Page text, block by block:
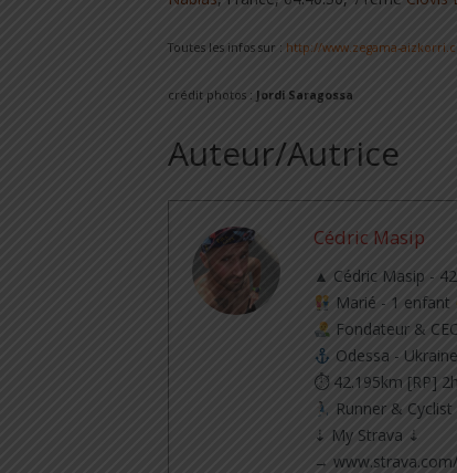
Toutes les infos sur : http://www.zegama-
crédit photos : Jordi Saragossa
Auteur/Autrice
Cédric Masip
▲ Cédric Masip -
Marié - 1 enfant
Fondateur &
Odessa - Ukraine
⏱ 42.195km [RP]
Runner & Cyclist
⇣ My Strava ⇣
→